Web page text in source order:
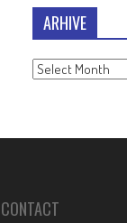
ARHIVE
Arhive
CONTACT